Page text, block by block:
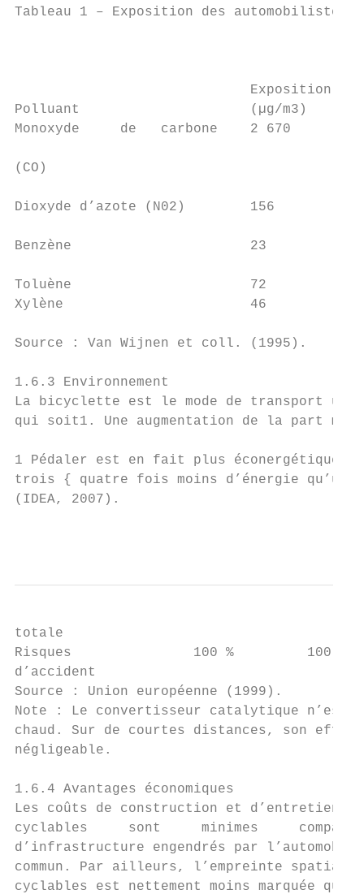
Tableau 1 – Exposition des automobilistes
Exposition
Polluant                     (µg/m3)
Monoxyde     de   carbone    2
(CO)
Dioxyde d’azote (N02)        156
Benzène                      23
Toluène                      72
Xylène                       46
Source : Van Wijnen et coll. (1995).
1.6.3 Environnement
La bicyclette est le mode de
qui soit1. Une augmentation de la
1 Pédaler est en fait plus
trois { quatre fois moins d’énergie qu’un
(IDEA, 2007).
totale
Risques               100 %         100
d’accident
Source : Union européenne (1999).
Note : Le convertisseur catalytique n’est
chaud. Sur de courtes distances, son
négligeable.
1.6.4 Avantages économiques
Les coûts de construction et d’entretien des
cyclables     sont     minimes
d’infrastructure engendrés par
commun. Par ailleurs, l’empreinte spatiale
cyclables est nettement moins marquée que